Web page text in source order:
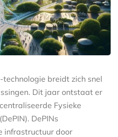
breidt zich snel
Dit jaar ontstaat er
Fysieke
DePINs
infrastructuur door